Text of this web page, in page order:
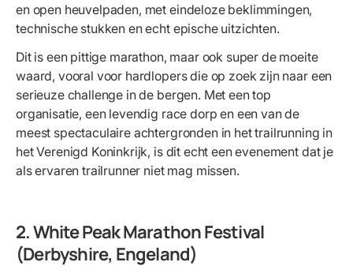
en open heuvelpaden, met eindeloze beklimmingen,
technische stukken en echt epische uitzichten.
Dit is een pittige marathon, maar ook super de moeite
waard, vooral voor hardlopers die op zoek zijn naar een
serieuze challenge in de bergen. Met een top
organisatie, een levendig race dorp en een van de
meest spectaculaire achtergronden in het trailrunning in
het Verenigd Koninkrijk, is dit echt een evenement dat je
als ervaren trailrunner niet mag missen.
2. White Peak Marathon Festival
(Derbyshire, Engeland)